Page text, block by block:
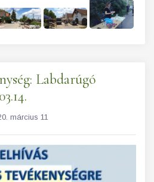
Labdarúgó
március 11